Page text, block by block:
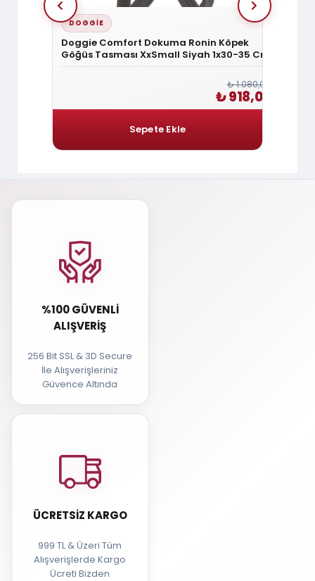
DOGGIE
Doggie Comfort Dokuma Ronin Köpek
Göğüs Tasması XxSmall Siyah 1x30-35 Cm
₺ 1.080,00
₺ 918,00
%100 GÜVENLI
ALIŞVERIŞ
256 Bit SSL & 3D Secure
İle Alışverişleriniz
Güvence Altında
ÜCRETSIZ KARGO
999 TL & Üzeri Tüm
Alışverişlerde Kargo
Ücreti Bizden